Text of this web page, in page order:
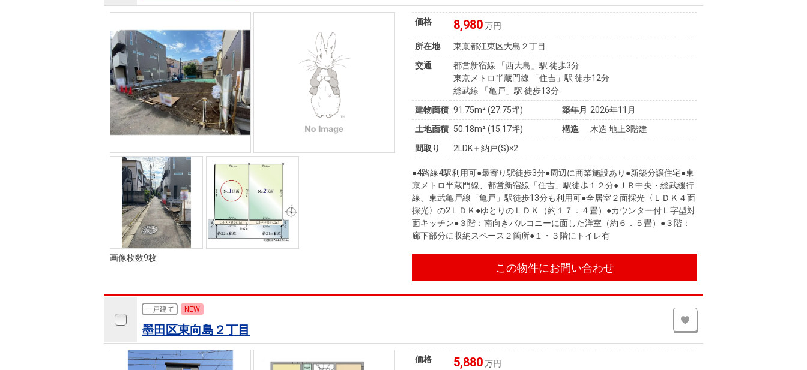
画像枚数9枚
価格 8,980万円
所在地
東京都江東区大島２丁目
交通
都営新宿線 「西大島」駅 徒歩3分
東京メトロ半蔵門線 「住吉」駅 徒歩12分
総武線 「亀戸」駅 徒歩13分
建物面積 91.75m² (27.75坪) 築年月
2026年11月
土地面積 50.18m² (15.17坪) 構造
木造 地上3階建
間取り
2LDK＋納戸(S)×2
●4路線4駅利用可●最寄り駅徒歩3分●周辺に商業施設あり●新築分譲住宅●東
京メトロ半蔵門線、都営新宿線「住吉」駅徒歩１２分●ＪＲ中央・総武緩行
線、東武亀戸線「亀戸」駅徒歩13分も利用可●全居室２面採光〈ＬＤＫ４面
採光〉の2ＬＤＫ●ゆとりのＬＤＫ（約１７．４畳）●カウンター付Ｌ字型対
面キッチン●３階：南向きバルコニーに面した洋室（約６．５畳）●３階：
廊下部分に収納スペース２箇所●１・３階にトイレ有
この物件にお問い合わせ
一戸建て NEW
墨田区東向島２丁目
価格 5,880万円